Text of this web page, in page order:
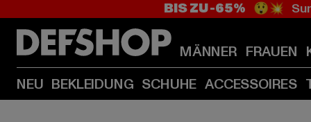
BIS ZU -65% 😲💥
MÄNNER FRAUEN
NEU BEKLEIDUNG SCHUHE ACCESSOIRES